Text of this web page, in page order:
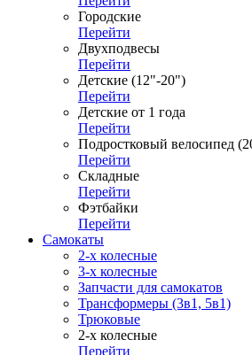
Городские
Перейти
Двухподвесы
Перейти
Детские (12"-20")
Перейти
Детские от 1 года
Перейти
Подростковый велосипед
Перейти
Складные
Перейти
Фэтбайки
Перейти
Самокаты
2-х колесные
3-х колесные
Запчасти для самокатов
Трансформеры (3в1, 5в1)
Трюковые
2-х колесные
Перейти